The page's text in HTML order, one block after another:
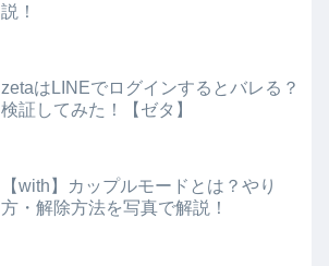
説！
zetaはLINEでログインするとバレる？
検証してみた！【ゼタ】
【with】カップルモードとは？やり
方・解除方法を写真で解説！